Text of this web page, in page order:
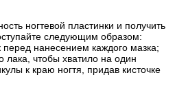
ногтевой пластинки и получить
следующим образом:
перед нанесением каждого мазка;
лака, чтобы хватило на один
к краю ногтя, придав кисточке